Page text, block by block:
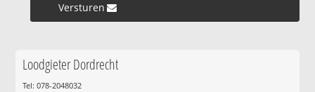
Versturen »
Loodgieter Dordrecht
Tel: 078-2048032